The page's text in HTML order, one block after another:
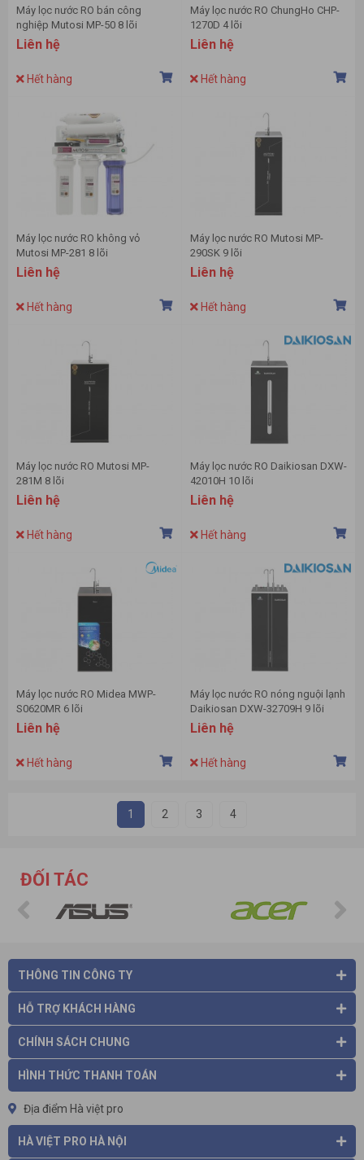
Máy lọc nước RO bán công
nghiệp Mutosi MP-50 8 lõi
Liên hệ
Hết hàng
Máy lọc nước RO ChungHo CHP-
1270D 4 lõi
Liên hệ
Hết hàng
Máy lọc nước RO không vỏ
Mutosi MP-281 8 lõi
Liên hệ
Hết hàng
Máy lọc nước RO Mutosi MP-
290SK 9 lõi
Liên hệ
Hết hàng
Máy lọc nước RO Mutosi MP-
281M 8 lõi
Liên hệ
Hết hàng
Máy lọc nước RO Daikiosan DXW-
42010H 10 lõi
Liên hệ
Hết hàng
Máy lọc nước RO Midea MWP-
S0620MR 6 lõi
Liên hệ
Hết hàng
Máy lọc nước RO nóng nguội lạnh
Daikiosan DXW-32709H 9 lõi
Liên hệ
Hết hàng
1 2 3 4
ĐỐI TÁC
THÔNG TIN CÔNG TY
HỖ TRỢ KHÁCH HÀNG
CHÍNH SÁCH CHUNG
HÌNH THỨC THANH TOÁN
Địa điểm Hà việt pro
HÀ VIỆT PRO HÀ NỘI